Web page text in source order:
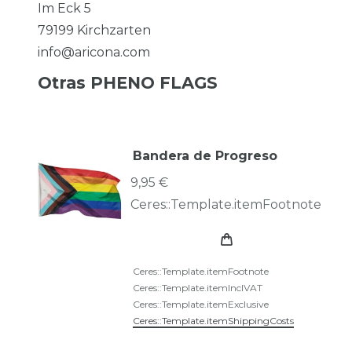
Im Eck 5
79199 Kirchzarten
info@aricona.com
Otras PHENO FLAGS
Bandera de Progreso
9,95 €
Ceres::Template.itemFootnote
Ceres::Template.itemFootnote
Ceres::Template.itemInclVAT
Ceres::Template.itemExclusive
Ceres::Template.itemShippingCosts